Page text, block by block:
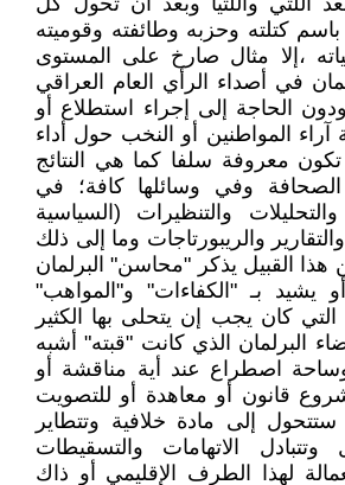
كتلته وحزبه وطائفته وقوميته
،إلا مثال صارخ على المستوى
في أصداء الرأي العام العراقي
الحاجة إلى إجراء استطلاع أو
المواطنين أو النخب حول أداء
تكون معروفة سلفا كما هي النتائج
الصحافة وفي وسائلها كافة؛ في
والتنظيرات (السياسية
والريبورتاجات وما إلى ذلك
القبيل يذكر "محاسن" البرلمان
أو يشيد بـ "الكفاءات" و"المواهب"
التي كان يجب إن يتحلى بها الكثير
البرلمان الذي كانت "قبته" أشبه
اصطراع عند أية مناقشة أو
قانون أو معاهدة أو للتصويت
إلى مادة خلافية وتتطاير
الاتهامات والتسقيطات
لهذا الطرف الإقليمي أو ذاك